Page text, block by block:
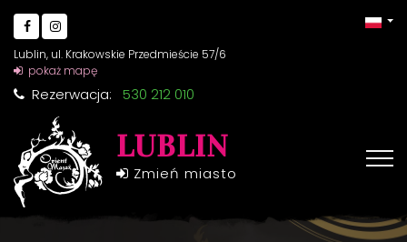
Lublin, ul. Krakowskie Przedmieście 57/6
pokaż mapę
Rezerwacja: 530 212 010
LUBLIN
Zmień miasto